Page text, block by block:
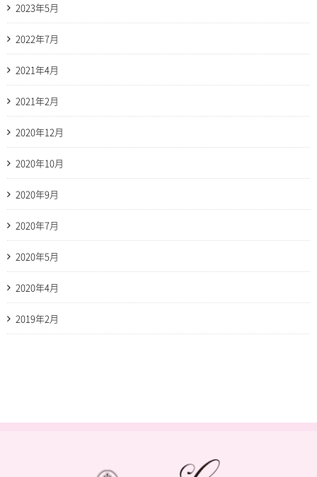
2023年5月
2022年7月
2021年4月
2021年2月
2020年12月
2020年10月
2020年9月
2020年7月
2020年5月
2020年4月
2019年2月